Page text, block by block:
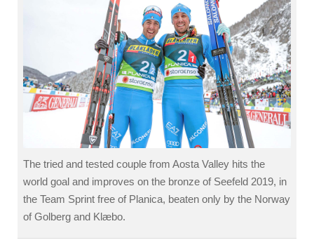
The tried and tested couple from Aosta Valley hits the
world goal and improves on the bronze of Seefeld 2019, in
the Team Sprint free of Planica, beaten only by the Norway
of Golberg and Klæbo.